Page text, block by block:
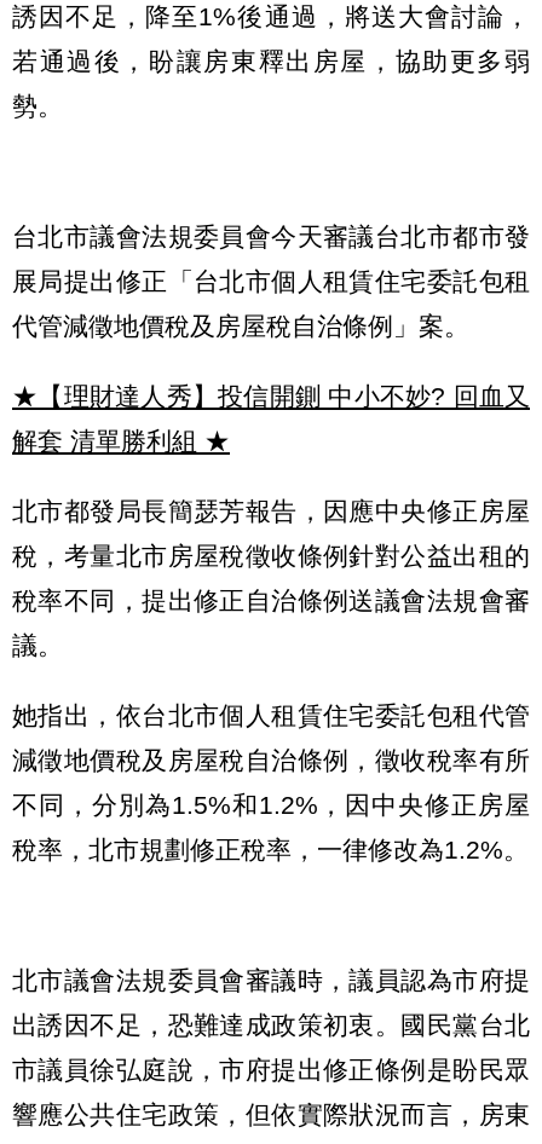
誘因不足，降至1%後通過，將送大會討論，
若通過後，盼讓房東釋出房屋，協助更多弱
勢。
台北市議會法規委員會今天審議台北市都市發
展局提出修正「台北市個人租賃住宅委託包租
代管減徵地價稅及房屋稅自治條例」案。
★【理財達人秀】投信開鍘 中小不妙? 回血又
解套 清單勝利組 ★
北市都發局長簡瑟芳報告，因應中央修正房屋
稅，考量北市房屋稅徵收條例針對公益出租的
稅率不同，提出修正自治條例送議會法規會審
議。
她指出，依台北市個人租賃住宅委託包租代管
減徵地價稅及房屋稅自治條例，徵收稅率有所
不同，分別為1.5%和1.2%，因中央修正房屋
稅率，北市規劃修正稅率，一律修改為1.2%。
北市議會法規委員會審議時，議員認為市府提
出誘因不足，恐難達成政策初衷。國民黨台北
市議員徐弘庭說，市府提出修正條例是盼民眾
響應公共住宅政策，但依實際狀況而言，房東